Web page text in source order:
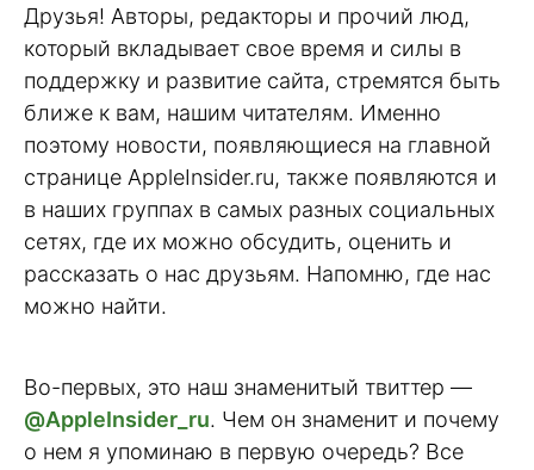
Друзья! Авторы, редакторы и прочий люд,
который вкладывает свое время и силы в
поддержку и развитие сайта, стремятся быть
ближе к вам, нашим читателям. Именно
поэтому новости, появляющиеся на главной
странице AppleInsider.ru, также появляются и
в наших группах в самых разных социальных
сетях, где их можно обсудить, оценить и
рассказать о нас друзьям. Напомню, где нас
можно найти.
Во-первых, это наш знаменитый твиттер —
@AppleInsider_ru. Чем он знаменит и почему
о нем я упоминаю в первую очередь? Все